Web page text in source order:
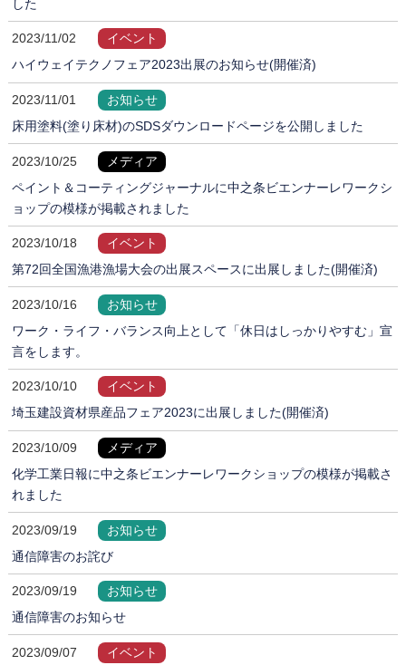
した
2023/11/02
イベント
ハイウェイテクノフェア2023出展のお知らせ(開催済)
2023/11/01
お知らせ
床用塗料(塗り床材)のSDSダウンロードページを公開しました
2023/10/25
メディア
ペイント＆コーティングジャーナルに中之条ビエンナーレワークシ
ョップの模様が掲載されました
2023/10/18
イベント
第72回全国漁港漁場大会の出展スペースに出展しました(開催済)
2023/10/16
お知らせ
ワーク・ライフ・バランス向上として「休日はしっかりやすむ」宣
言をします。
2023/10/10
イベント
埼玉建設資材県産品フェア2023に出展しました(開催済)
2023/10/09
メディア
化学工業日報に中之条ビエンナーレワークショップの模様が掲載さ
れました
2023/09/19
お知らせ
通信障害のお詫び
2023/09/19
お知らせ
通信障害のお知らせ
2023/09/07
イベント